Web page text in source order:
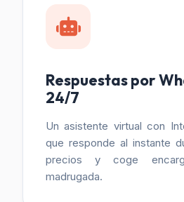
Respuestas por
24/7
Un asistente virtual con
que responde al instante
precios y coge
madrugada.